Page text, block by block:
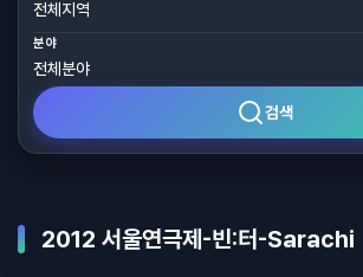
분야
검색
2012 서울연극제-빈:터-Sarachi